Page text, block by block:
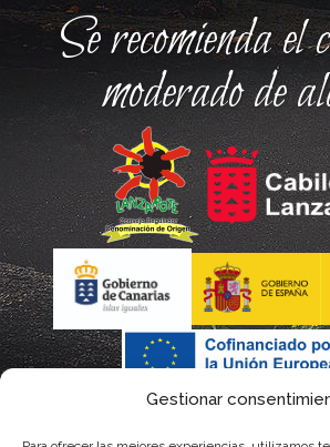
Gestionar
Se recomienda el
moderado de